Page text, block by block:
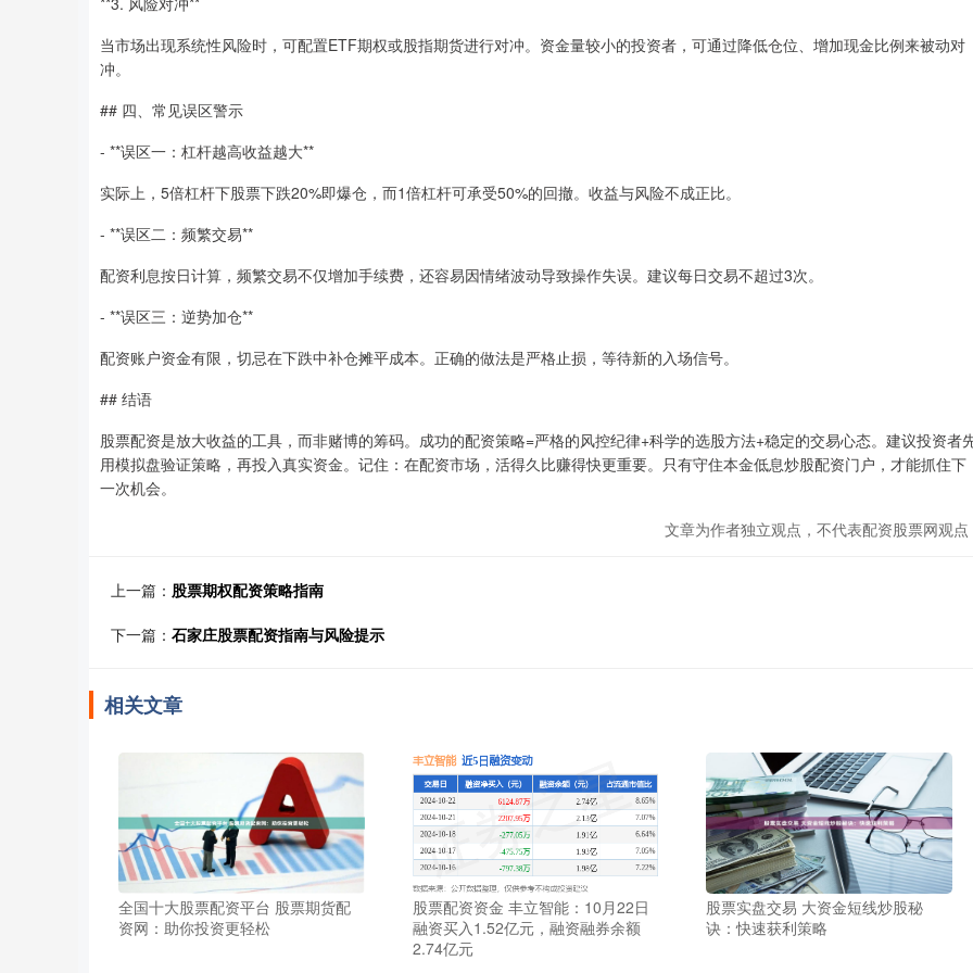
当市场出现系统性风险时，可配置ETF期权或股指期货进行对冲。资金量较小的投资者，可通过降低仓位、增加现金比例来被动对
冲。
## 四、常见误区警示
- **误区一：杠杆越高收益越大**
实际上，5倍杠杆下股票下跌20%即爆仓，而1倍杠杆可承受50%的回撤。收益与风险不成正比。
- **误区二：频繁交易**
配资利息按日计算，频繁交易不仅增加手续费，还容易因情绪波动导致操作失误。建议每日交易不超过3次。
- **误区三：逆势加仓**
配资账户资金有限，切忌在下跌中补仓摊平成本。正确的做法是严格止损，等待新的入场信号。
## 结语
股票配资是放大收益的工具，而非赌博的筹码。成功的配资策略=严格的风控纪律+科学的选股方法+稳定的交易心态。建议投资者
用模拟盘验证策略，再投入真实资金。记住：在配资市场，活得久比赚得快更重要。只有守住本金低息炒股配资门户，才能抓住下
一次机会。
文章为作者独立观点，不代表配资股票网观点
上一篇： 股票期权配资策略指南
下一篇： 石家庄股票配资指南与风险提示
相关文章
全国十大股票配资平台 股票期货配
资网：助你投资更轻松
股票配资资金 丰立智能：10月22日
融资买入1.52亿元，融资融券余额
2.74亿元
股票实盘交易 大资金短线炒股秘
诀：快速获利策略